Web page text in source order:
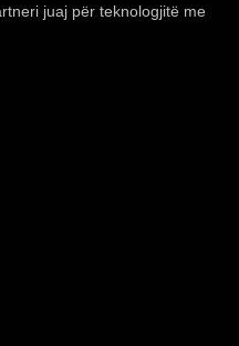
juaj për teknologjitë me